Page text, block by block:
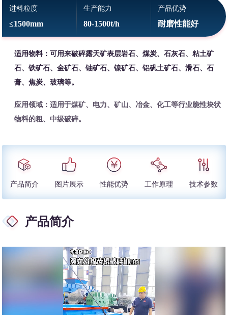
进料粒度
≤1500mm
生产能力
80-1500t/h
产品优势
耐磨性能好
适用物料：可用来破碎露天矿表层岩石、煤炭、石灰石、粘土矿
石、铁矿石、金矿石、铀矿石、镍矿石、铝矾土矿石、滑石、石
膏、焦炭、玻璃等。
应用领域：适用于煤矿、电力、矿山、冶金、化工等行业脆性块状
物料的粗、中级破碎。
产品简介 图片展示 性能优势 工作原理 技术参数
产品简介